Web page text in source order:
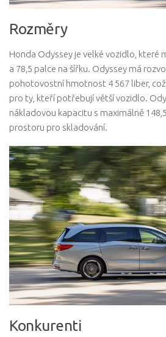
Rozměry
Honda Odyssey je velké vozidlo, které
a 78,5 palce na šířku. Odyssey má
pohotovostní hmotnost 4 567 liber,
pro ty, kteří potřebují větší vozidlo.
nákladovou kapacitu s maximálně
prostoru pro skladování.
Konkurenti